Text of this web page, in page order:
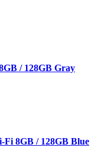
/ 128GB Gray
Fi 8GB / 128GB Blue